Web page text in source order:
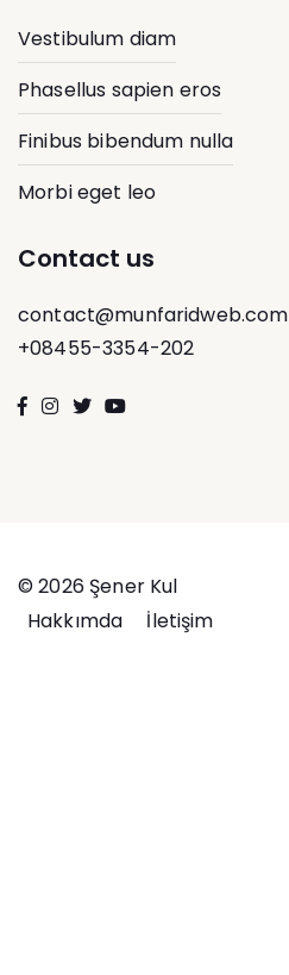
Vestibulum diam
Phasellus sapien eros
Finibus bibendum nulla
Morbi eget leo
Contact us
contact@munfaridweb.com
+08455-3354-202
© 2026 Şener Kul
Hakkımda
İletişim